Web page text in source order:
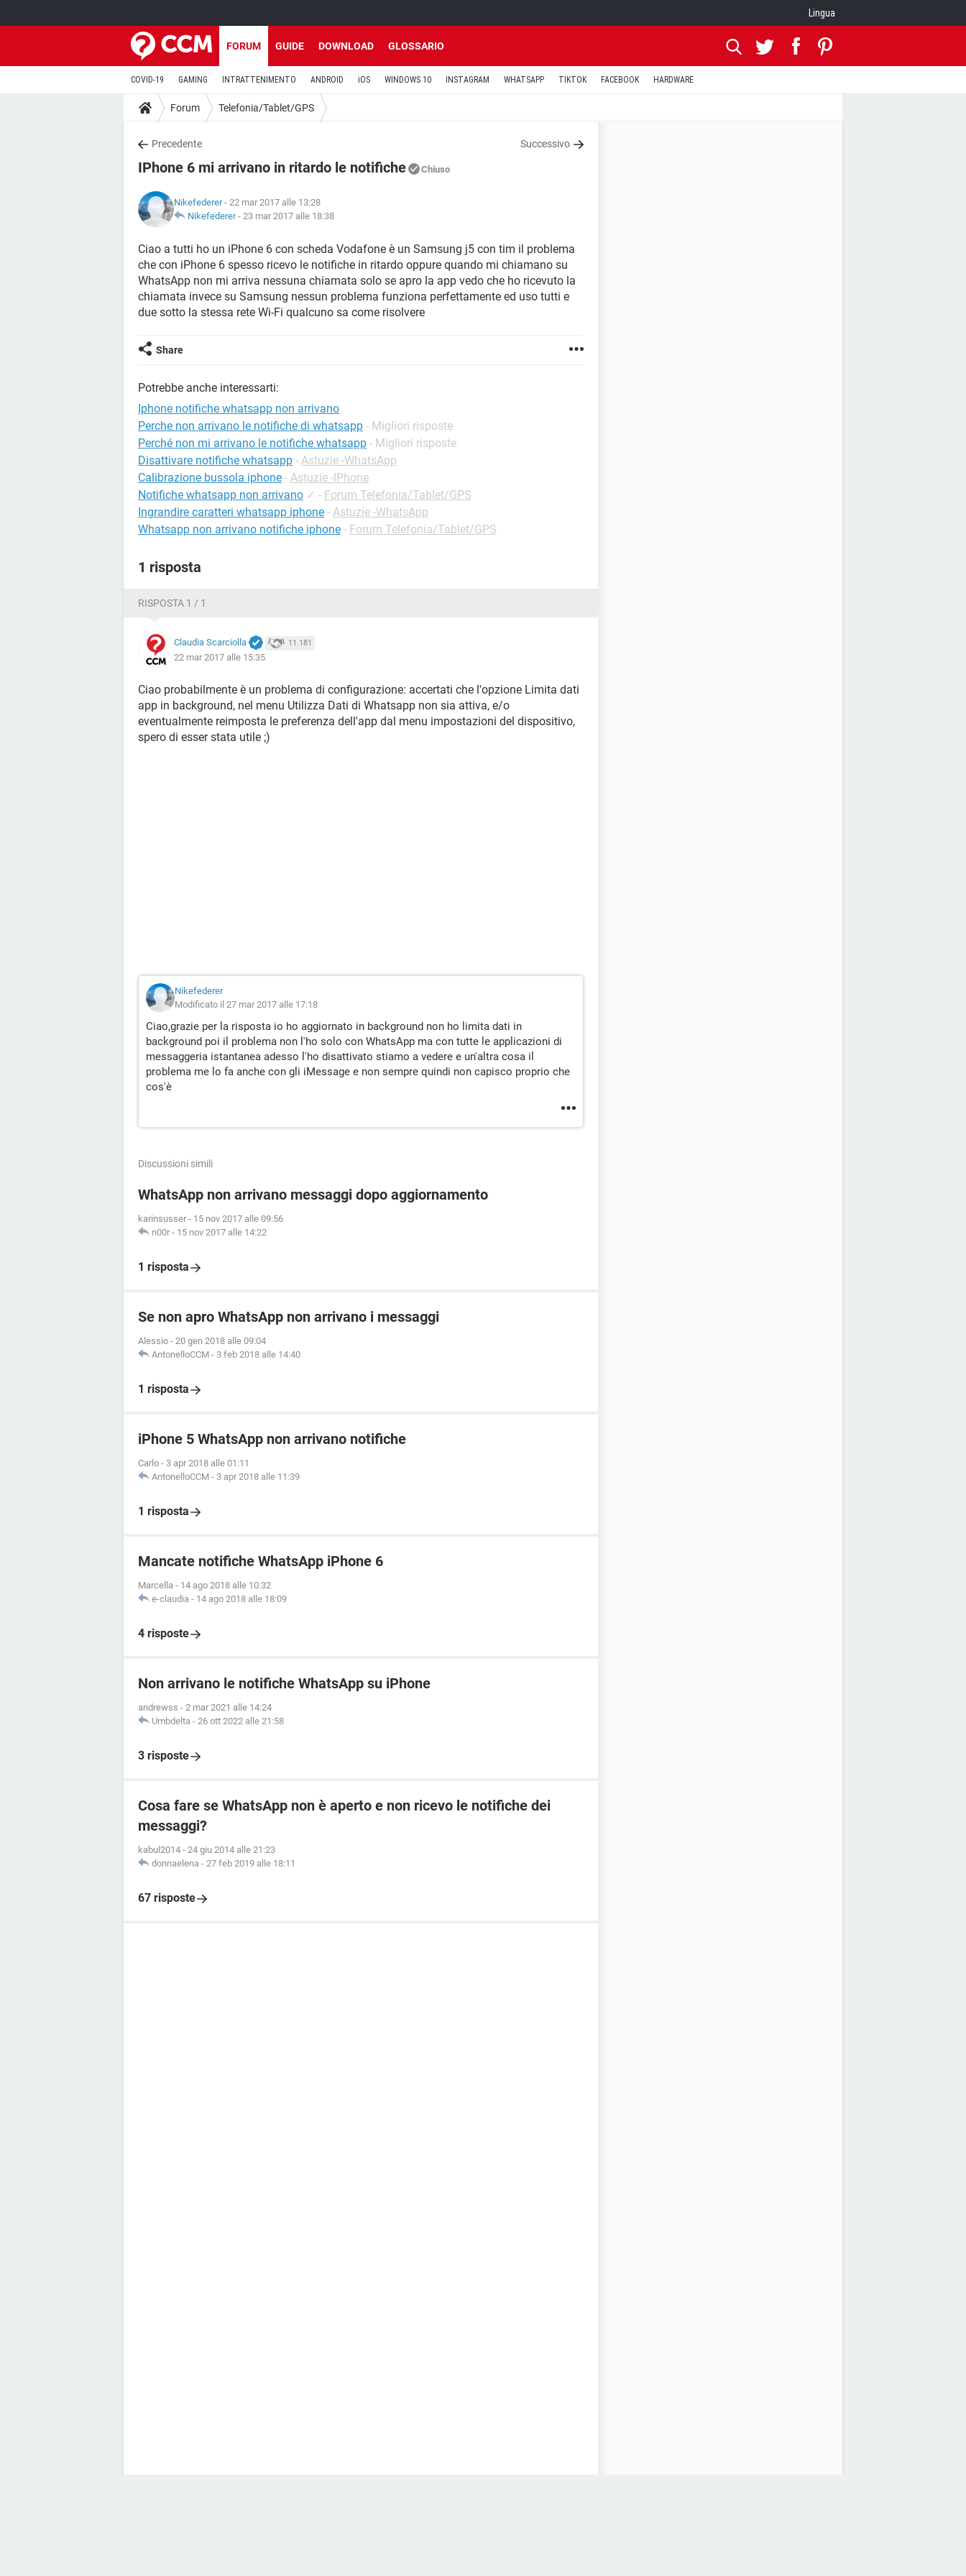
Lingua
FORUM GUIDE DOWNLOAD GLOSSARIO
COVID-19 GAMING INTRATTENIMENTO ANDROID iOS WINDOWS 10 INSTAGRAM WHATSAPP TIKTOK FACEBOOK HARDWARE
Forum Telefonia/Tablet/GPS
Precedente Successivo
IPhone 6 mi arrivano in ritardo le notifiche Chiuso
Nikefederer- 22 mar 2017 alle 13:28
Nikefederer- 23 mar 2017 alle 18:38
Ciao a tutti ho un iPhone 6 con scheda Vodafone è un Samsung j5 con tim il problema
che con iPhone 6 spesso ricevo le notifiche in ritardo oppure quando mi chiamano su
WhatsApp non mi arriva nessuna chiamata solo se apro la app vedo che ho ricevuto la
chiamata invece su Samsung nessun problema funziona perfettamente ed uso tutti e
due sotto la stessa rete Wi-Fi qualcuno sa come risolvere
Share
Potrebbe anche interessarti:
Iphone notifiche whatsapp non arrivano
Perche non arrivano le notifiche di whatsapp - Migliori risposte
Perché non mi arrivano le notifiche whatsapp - Migliori risposte
Disattivare notifiche whatsapp - Astuzie -WhatsApp
Calibrazione bussola iphone - Astuzie -IPhone
Notifiche whatsapp non arrivano ✓ - Forum Telefonia/Tablet/GPS
Ingrandire caratteri whatsapp iphone - Astuzie -WhatsApp
Whatsapp non arrivano notifiche iphone - Forum Telefonia/Tablet/GPS
1 risposta
RISPOSTA 1 / 1
Claudia Scarciolla 11.181
22 mar 2017 alle 15:35
Ciao probabilmente è un problema di configurazione: accertati che l'opzione Limita dati
app in background, nel menu Utilizza Dati di Whatsapp non sia attiva, e/o
eventualmente reimposta le preferenza dell'app dal menu impostazioni del dispositivo,
spero di esser stata utile ;)
Nikefederer
Modificato il 27 mar 2017 alle 17:18
Ciao,grazie per la risposta io ho aggiornato in background non ho limita dati in
background poi il problema non l'ho solo con WhatsApp ma con tutte le applicazioni di
messaggeria istantanea adesso l'ho disattivato stiamo a vedere e un'altra cosa il
problema me lo fa anche con gli iMessage e non sempre quindi non capisco proprio che
cos'è
Discussioni simili
WhatsApp non arrivano messaggi dopo aggiornamento
karinsusser - 15 nov 2017 alle 09:56
n00r - 15 nov 2017 alle 14:22
1 risposta
Se non apro WhatsApp non arrivano i messaggi
Alessio - 20 gen 2018 alle 09:04
AntonelloCCM - 3 feb 2018 alle 14:40
1 risposta
iPhone 5 WhatsApp non arrivano notifiche
Carlo - 3 apr 2018 alle 01:11
AntonelloCCM - 3 apr 2018 alle 11:39
1 risposta
Mancate notifiche WhatsApp iPhone 6
Marcella - 14 ago 2018 alle 10:32
e-claudia - 14 ago 2018 alle 18:09
4 risposte
Non arrivano le notifiche WhatsApp su iPhone
andrewss - 2 mar 2021 alle 14:24
Umbdelta - 26 ott 2022 alle 21:58
3 risposte
Cosa fare se WhatsApp non è aperto e non ricevo le notifiche dei
messaggi?
kabul2014 - 24 giu 2014 alle 21:23
donnaelena - 27 feb 2019 alle 18:11
67 risposte